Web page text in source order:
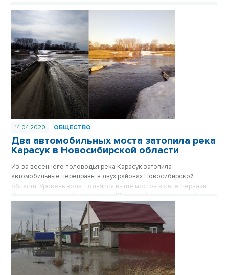
14.04.2020 ОБЩЕСТВО
Два автомобильных моста затопила река
Карасук в Новосибирской области
Из-за весеннего половодья река Карасук затопила
автомобильные переправы в двух районах Новосибирской
области. Уровень воды поднялся выше мостов в селе Чернаки
Краснозерского района и в селе Жуланка Кочковского района,
сообщает ГУ МЧС России по Новосибирской области.